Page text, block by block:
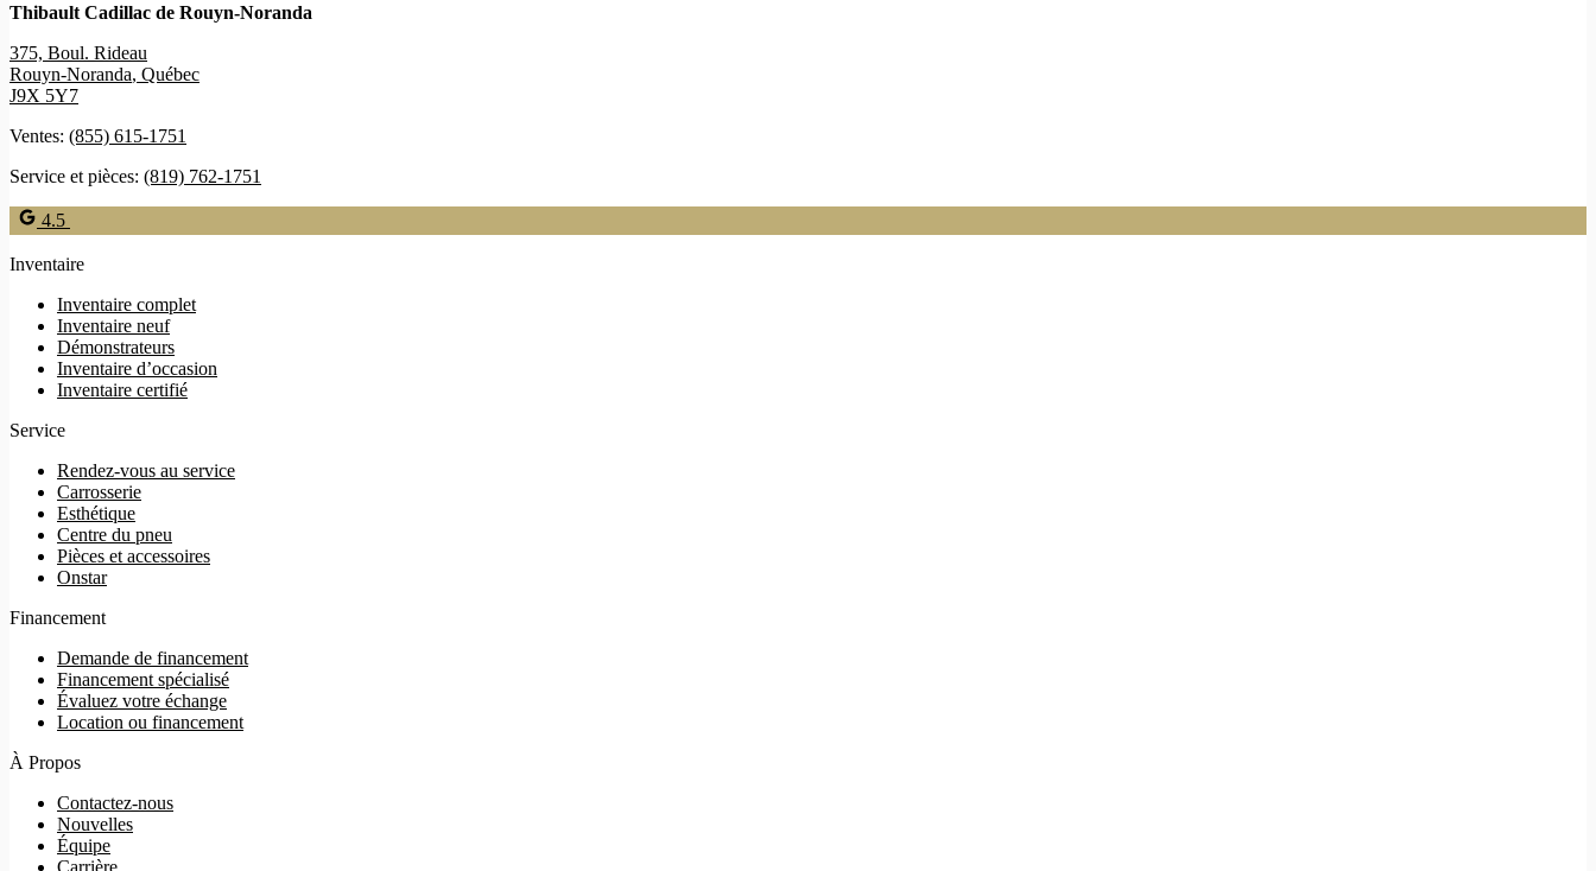
Thibault Cadillac de Rouyn-Noranda
375, Boul. Rideau
Rouyn-Noranda, Québec
J9X 5Y7
Ventes: (855) 615-1751
Service et pièces: (819) 762-1751
4.5
Inventaire
Inventaire complet
Inventaire neuf
Démonstrateurs
Inventaire d’occasion
Inventaire certifié
Service
Rendez-vous au service
Carrosserie
Esthétique
Centre du pneu
Pièces et accessoires
Onstar
Financement
Demande de financement
Financement spécialisé
Évaluez votre échange
Location ou financement
À Propos
Contactez-nous
Nouvelles
Équipe
Carrière